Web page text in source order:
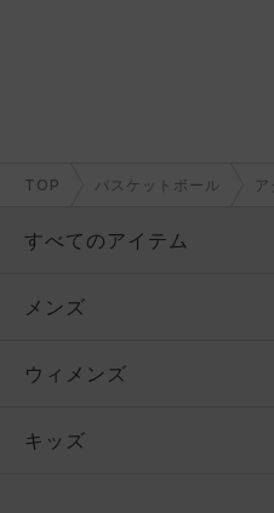
TOP バスケットボール
すべてのアイテム
メンズ
ウィメンズ
キッズ
メンズ
トップス
ボトムス
ウィメンズ
トップス
キッズ